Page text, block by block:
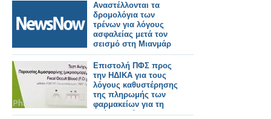
Αναστέλλονται τα
δρομολόγια των
τρένων για λόγους
ασφαλείας μετά τον
σεισμό στη Μιανμάρ
Επιστολή ΠΦΣ προς
την ΗΔΙΚΑ για τους
λόγους καθυστέρησης
της πληρωμής των
φαρμακείων για τη
δράση πρόληψης του